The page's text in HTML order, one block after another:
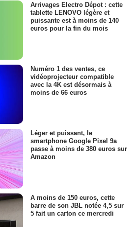
Arrivages Electro Dépot : cette
tablette LENOVO légère et
puissante est à moins de 140
euros pour la fin du mois
Numéro 1 des ventes, ce
vidéoprojecteur compatible
avec la 4K est désormais à
moins de 66 euros
Léger et puissant, le
smartphone Google Pixel 9a
passe à moins de 380 euros sur
Amazon
A moins de 150 euros, cette
barre de son JBL notée 4,5 sur
5 fait un carton ce mercredi